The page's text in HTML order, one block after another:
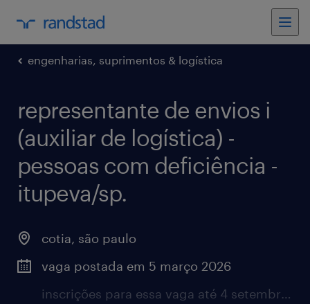
engenharias, suprimentos & logística
representante de envios i
(auxiliar de logística) -
pessoas com deficiência -
itupeva/sp.
cotia, são paulo
vaga postada em 5 março 2026
inscrições para essa vaga até 4 setembro 2026